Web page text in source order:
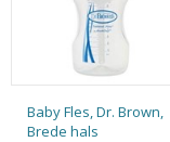
Baby Fles, Dr. Brown,
Brede hals